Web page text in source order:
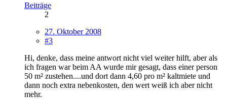
Beiträge
2
27. Oktober 2008
#3
Hi, denke, dass meine antwort nicht viel weiter hilft, aber als
ich fragen war beim AA wurde mir gesagt, dass einer person
50 m² zustehen....und dort dann 4,60 pro m² kaltmiete und
dann noch extra nebenkosten, den wert weiß ich aber nicht
mehr.